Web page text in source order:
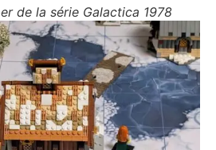
de la série Galactica 1978